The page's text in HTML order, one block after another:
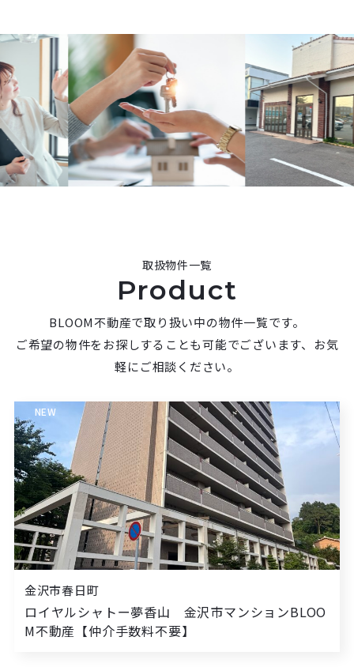
取扱物件一覧
Product
BLOOM不動産で取り扱い中の物件一覧です。
ご希望の物件をお探しすることも可能でございます、お気
軽にご相談ください。
金沢市春日町
ロイヤルシャトー夢香山 金沢市マンションBLOO
M不動産【仲介手数料不要】
NEW